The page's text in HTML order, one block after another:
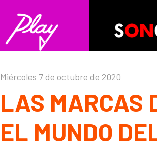
Miércoles 7 de octubre de 2020
LAS MARCAS
EL MUNDO